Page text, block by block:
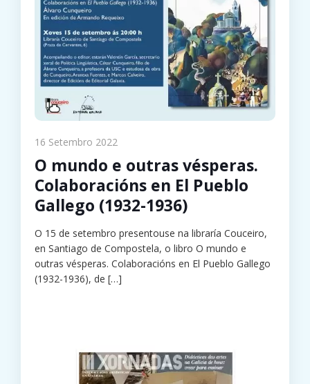
16 Setembro 2022
O mundo e outras vésperas.
Colaboracións en El Pueblo
Gallego (1932-1936)
O 15 de setembro presentouse na libraría Couceiro,
en Santiago de Compostela, o libro O mundo e
outras vésperas. Colaboracións en El Pueblo Gallego
(1932-1936), de […]